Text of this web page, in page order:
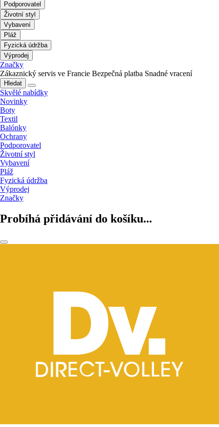
Podporovatel
Životní styl
Vybavení
Pláž
Fyzická údržba
Výprodej
Značky
Zákaznický servis ve Francie Bezpečná platba Snadné vracení
Hledat
Skvělé nabídky
Novinky
Boty
Textil
Balónky
Ochrany
Podporovatel
Životní styl
Vybavení
Pláž
Fyzická údržba
Výprodej
Značky
Probíhá přidávání do košíku...